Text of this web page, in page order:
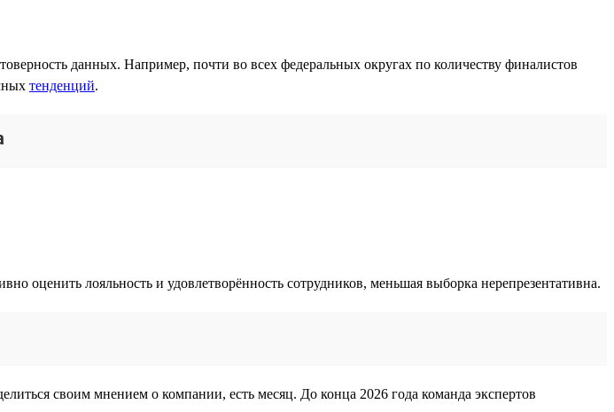
данных. Например, почти во всех федеральных округах по количеству финалистов
тенденций.
оценить лояльность и удовлетворённость сотрудников, меньшая выборка нерепрезентативна.
своим мнением о компании, есть месяц. До конца 2026 года команда экспертов